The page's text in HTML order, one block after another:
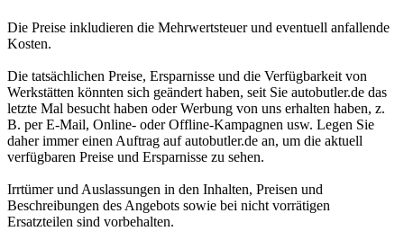
Die Preise inkludieren die Mehrwertsteuer und eventuell anfallende
Kosten.
Die tatsächlichen Preise, Ersparnisse und die Verfügbarkeit von
Werkstätten könnten sich geändert haben, seit Sie autobutler.de das
letzte Mal besucht haben oder Werbung von uns erhalten haben, z.
B. per E-Mail, Online- oder Offline-Kampagnen usw. Legen Sie
daher immer einen Auftrag auf autobutler.de an, um die aktuell
verfügbaren Preise und Ersparnisse zu sehen.
Irrtümer und Auslassungen in den Inhalten, Preisen und
Beschreibungen des Angebots sowie bei nicht vorrätigen
Ersatzteilen sind vorbehalten.